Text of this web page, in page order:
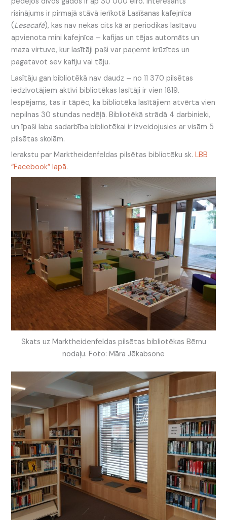
risinājums ir pirmajā stāvā ierīkotā Lasīšanas kafejnīca
(Lesecafé), kas nav nekas cits kā ar periodikas lasītavu
apvienota mini kafejnīca – kafijas un tējas automāts un
maza virtuve, kur lasītāji paši var paņemt krūzītes un
pagatavot sev kafiju vai tēju.
Lasītāju gan bibliotēkā nav daudz – no 11 370 pilsētas
iedzīvotājiem aktīvi bibliotēkas lasītāji ir vien 1819.
Iespējams, tas ir tāpēc, ka bibliotēka lasītājiem atvērta vien
nepilnas 30 stundas nedēļā. Bibliotēkā strādā 4 darbinieki,
un īpaši laba sadarbība bibliotēkai ir izveidojusies ar visām 5
pilsētas skolām.
Ierakstu par Marktheidenfeldas pilsētas bibliotēku sk.LBB
“Facebook” lapā.
Skats uz Marktheidenfeldas pilsētas bibliotēkas Bērnu
nodaļu. Foto: Māra Jēkabsone